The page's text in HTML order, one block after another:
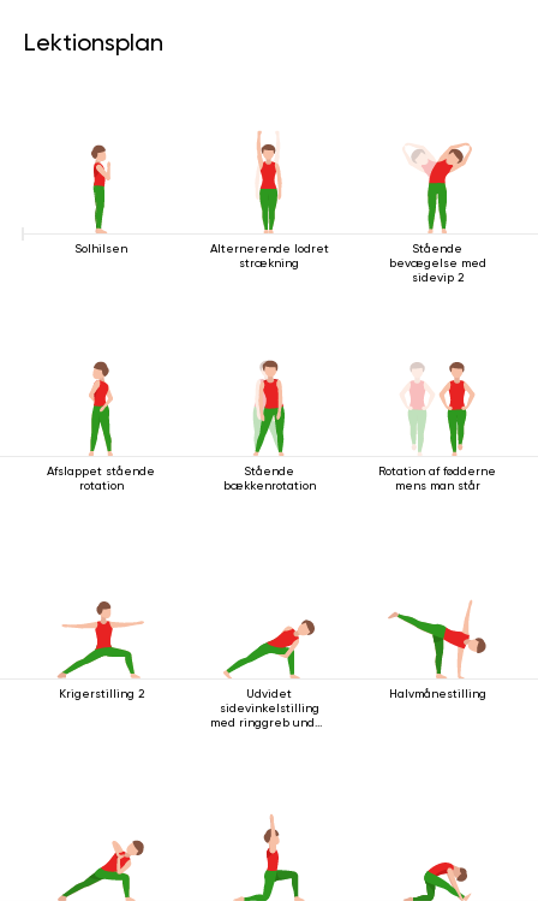
Lektionsplan
Solhilsen
Alternerende lodret
strækning
Stående
bevægelse med
sidevip 2
Afslappet stående
rotation
Stående
bækkenrotation
Rotation af fødderne
mens man står
Krigerstilling 2
Udvidet
sidevinkelstilling
med ringgreb under
Halvmånestilling